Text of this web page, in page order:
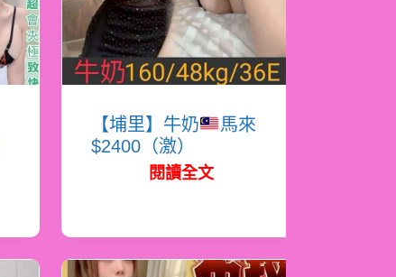
【埔里】牛奶
馬來
$2400（激）
閱讀全文